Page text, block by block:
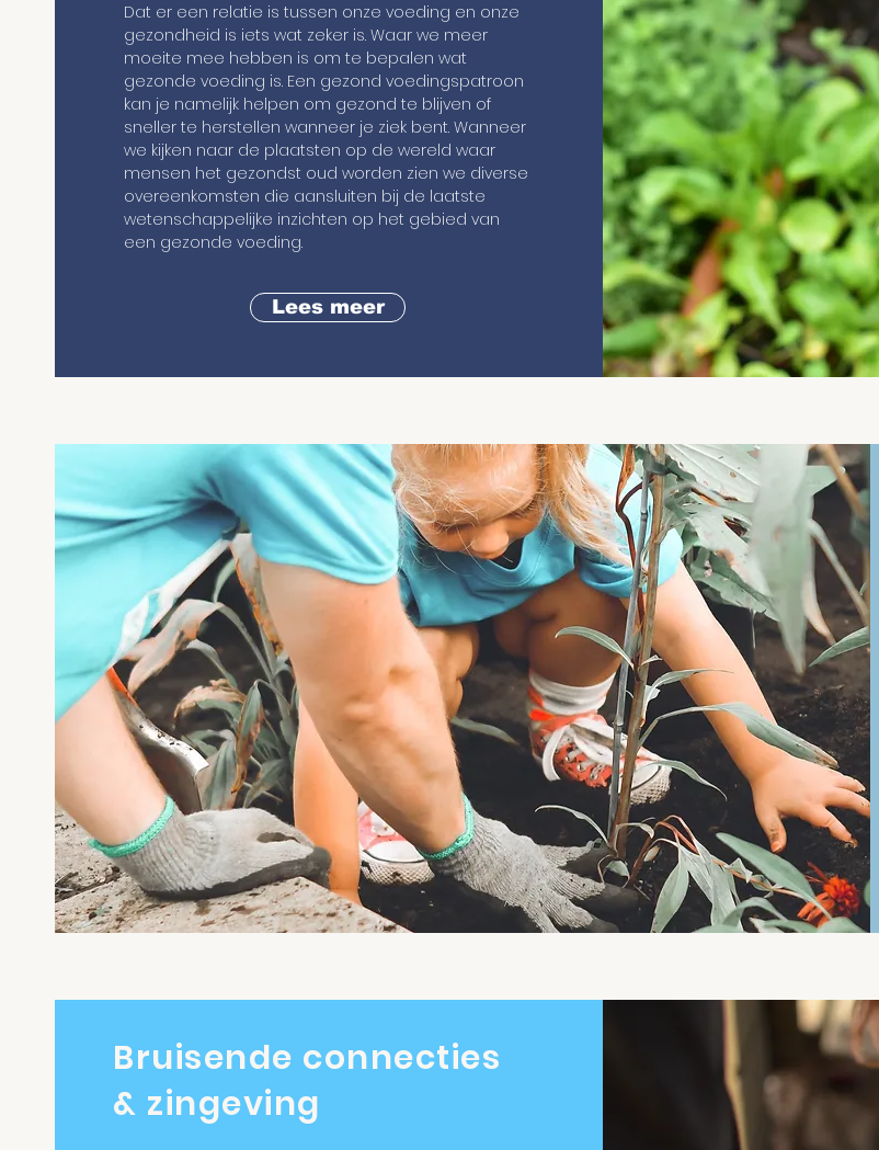
Dat er een relatie is tussen onze voeding en onze
gezondheid is iets wat zeker is. Waar we meer
moeite mee hebben is om te bepalen wat
gezonde voeding is. Een gezond voedingspatroon
kan je namelijk helpen om gezond te blijven of
sneller te herstellen wanneer je ziek bent. Wanneer
we kijken naar de plaatsten op de wereld waar
mensen het gezondst oud worden zien we diverse
overeenkomsten die aansluiten bij de laatste
wetenschappelijke inzichten op het gebied van
een gezonde voeding.
Lees meer
Bruisende connecties
& zingeving